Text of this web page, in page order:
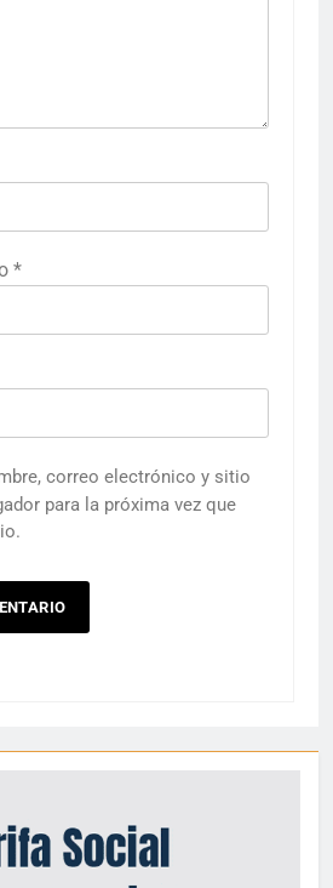
*
correo electrónico y sitio
para la próxima vez que